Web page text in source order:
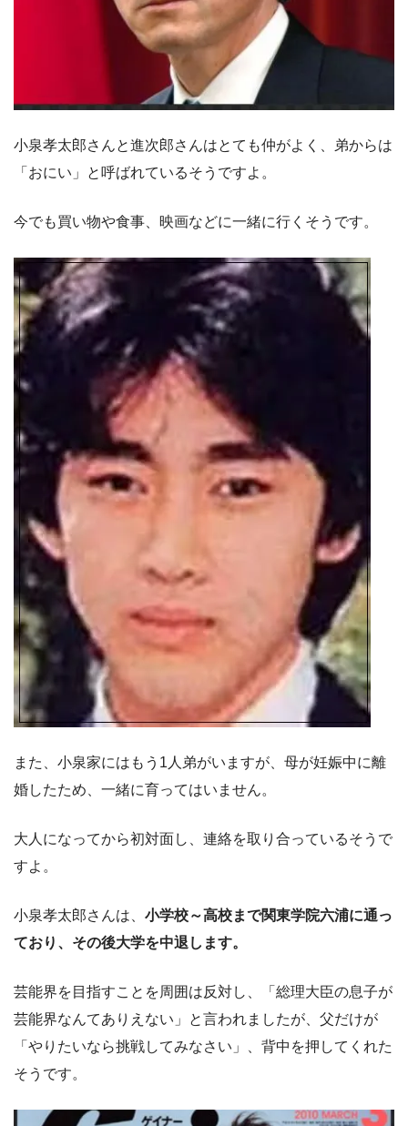
小泉孝太郎さんと進次郎さんはとても仲がよく、弟からは
「おにい」と呼ばれているそうですよ。
今でも買い物や食事、映画などに一緒に行くそうです。
また、小泉家にはもう1人弟がいますが、母が妊娠中に離
婚したため、一緒に育ってはいません。
大人になってから初対面し、連絡を取り合っているそうで
すよ。
小泉孝太郎さんは、 小学校～高校まで関東学院六浦に通っ
ており、その後大学を中退します。
芸能界を目指すことを周囲は反対し、「総理大臣の息子が
芸能界なんてありえない」と言われましたが、父だけが
「やりたいなら挑戦してみなさい」、背中を押してくれた
そうです。